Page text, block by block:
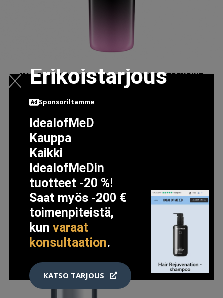
MAC COSMETICS LOVE ME LIPSTICK HEY, FRENCHIE
LISÄTIETOJA
Erikoistarjous
Sponsoriltamme
IdealofMeD
Kauppa
Kaikki
IdealofMeDin
tuotteet -20 %!
Saat myös -200 €
toimenpiteistä,
kunvaraat
konsultaation.
KATSO TARJOUS